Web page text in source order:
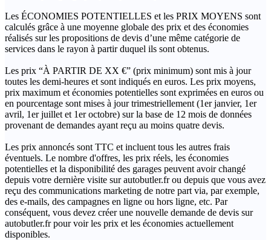
Les ÉCONOMIES POTENTIELLES et les PRIX MOYENS sont
calculés grâce à une moyenne globale des prix et des économies
réalisés sur les propositions de devis d’une même catégorie de
services dans le rayon à partir duquel ils sont obtenus.
Les prix “À PARTIR DE XX €” (prix minimum) sont mis à jour
toutes les demi-heures et sont indiqués en euros. Les prix moyens,
prix maximum et économies potentielles sont exprimées en euros ou
en pourcentage sont mises à jour trimestriellement (1er janvier, 1er
avril, 1er juillet et 1er octobre) sur la base de 12 mois de données
provenant de demandes ayant reçu au moins quatre devis.
Les prix annoncés sont TTC et incluent tous les autres frais
éventuels. Le nombre d'offres, les prix réels, les économies
potentielles et la disponibilité des garages peuvent avoir changé
depuis votre dernière visite sur autobutler.fr ou depuis que vous avez
reçu des communications marketing de notre part via, par exemple,
des e-mails, des campagnes en ligne ou hors ligne, etc. Par
conséquent, vous devez créer une nouvelle demande de devis sur
autobutler.fr pour voir les prix et les économies actuellement
disponibles.